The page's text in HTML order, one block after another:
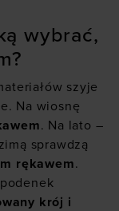
wybrać,
szyje
Na wiosnę
. Na lato –
sprawdzą
rękawem.
krój i